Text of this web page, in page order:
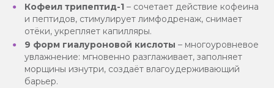
Кофеил трипептид-1 – сочетает действие кофеина
и пептидов, стимулирует лимфодренаж, снимает
отёки, укрепляет капилляры.
9 форм гиалуроновой кислоты – многоуровневое
увлажнение: мгновенно разглаживает, заполняет
морщины изнутри, создаёт влагоудерживающий
барьер.